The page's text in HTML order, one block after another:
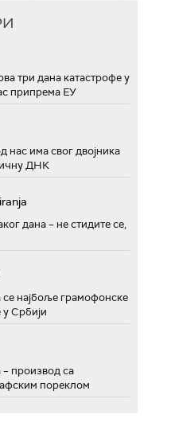
три дана катастрофе у
припрема ЕУ
нас има свог двојника
ДНК
дана – не стидите се,
најбоље грамофонске
Србији
производ са
пореклом